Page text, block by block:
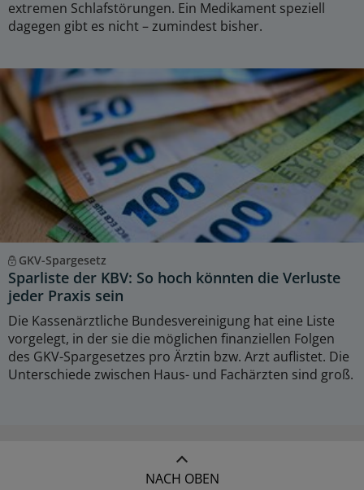
extremen Schlafstörungen. Ein Medikament speziell
dagegen gibt es nicht – zumindest bisher.
GKV-Spargesetz
Sparliste der KBV: So hoch könnten die Verluste
jeder Praxis sein
Die Kassenärztliche Bundesvereinigung hat eine Liste
vorgelegt, in der sie die möglichen finanziellen Folgen
des GKV-Spargesetzes pro Ärztin bzw. Arzt auflistet. Die
Unterschiede zwischen Haus- und Fachärzten sind groß.
NACH OBEN